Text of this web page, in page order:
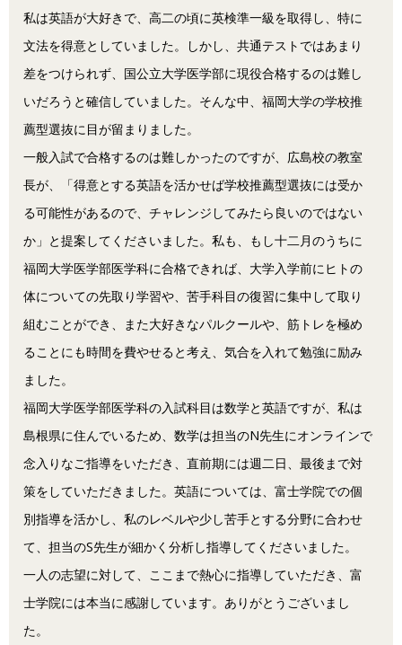
私は英語が大好きで、高二の頃に英検準一級を取得し、特に
文法を得意としていました。しかし、共通テストではあまり
差をつけられず、国公立大学医学部に現役合格するのは難し
いだろうと確信していました。そんな中、福岡大学の学校推
薦型選抜に目が留まりました。
一般入試で合格するのは難しかったのですが、広島校の教室
長が、「得意とする英語を活かせば学校推薦型選抜には受か
る可能性があるので、チャレンジしてみたら良いのではない
か」と提案してくださいました。私も、もし十二月のうちに
福岡大学医学部医学科に合格できれば、大学入学前にヒトの
体についての先取り学習や、苦手科目の復習に集中して取り
組むことができ、また大好きなパルクールや、筋トレを極め
ることにも時間を費やせると考え、気合を入れて勉強に励み
ました。
福岡大学医学部医学科の入試科目は数学と英語ですが、私は
島根県に住んでいるため、数学は担当のN先生にオンラインで
念入りなご指導をいただき、直前期には週二日、最後まで対
策をしていただきました。英語については、富士学院での個
別指導を活かし、私のレベルや少し苦手とする分野に合わせ
て、担当のS先生が細かく分析し指導してくださいました。
一人の志望に対して、ここまで熱心に指導していただき、富
士学院には本当に感謝しています。ありがとうございまし
た。